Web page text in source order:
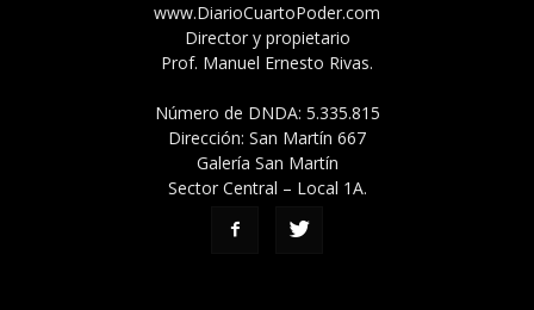
www.DiarioCuartoPoder.com
Director y propietario
Prof. Manuel Ernesto Rivas.
Número de DNDA: 5.335.815
Dirección: San Martín 667
Galería San Martín
Sector Central – Local 1A.